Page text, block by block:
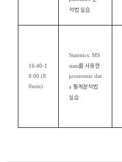
석법 실습
16:40-1
8:00 (8
0min)
Statistics: MS
stats를 사용한
proteomic dat
a 통계분석법
실습